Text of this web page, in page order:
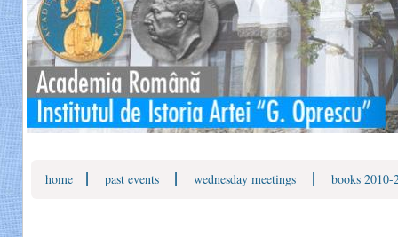
home | past events | wednesday meetings | books 2010-